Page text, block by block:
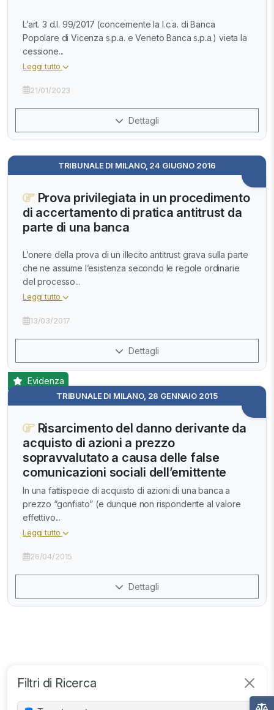
Filtri di Ricerca
L’art. 3 d.l. 99/2017 (concernente la l.c.a. di Banca
Popolare di Vicenza s.p.a. e Veneto Banca s.p.a.) vieta la
cessione...
Leggi tutto
21/01/2023
Dettagli
TRIBUNALE DI MILANO, 24 GIUGNO 2016
Prova privilegiata in un procedimento
di accertamento di pratica antitrust da
parte di una banca
L’onere della prova di un illecito antitrust grava sulla parte
che ne assume l’esistenza secondo le regole ordinarie
del processo...
Leggi tutto
13/03/2017
Dettagli
TRIBUNALE DI MILANO, 28 GENNAIO 2015
Evidenza
Risarcimento del danno derivante da
acquisto di azioni a prezzo
sopravvalutato a causa delle false
comunicazioni sociali dell’emittente
In una fattispecie di acquisto di azioni di una banca a
prezzo “gonfiato” (e dunque non rispondente al valore
effettivo...
Leggi tutto
26/04/2015
Dettagli